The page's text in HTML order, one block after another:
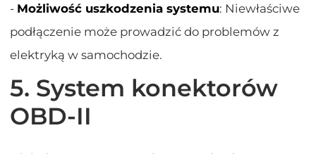
- Możliwość uszkodzenia systemu: Niewłaściwe
podłączenie może prowadzić do problemów z
elektryką w samochodzie.
5. System konektorów
OBD-II